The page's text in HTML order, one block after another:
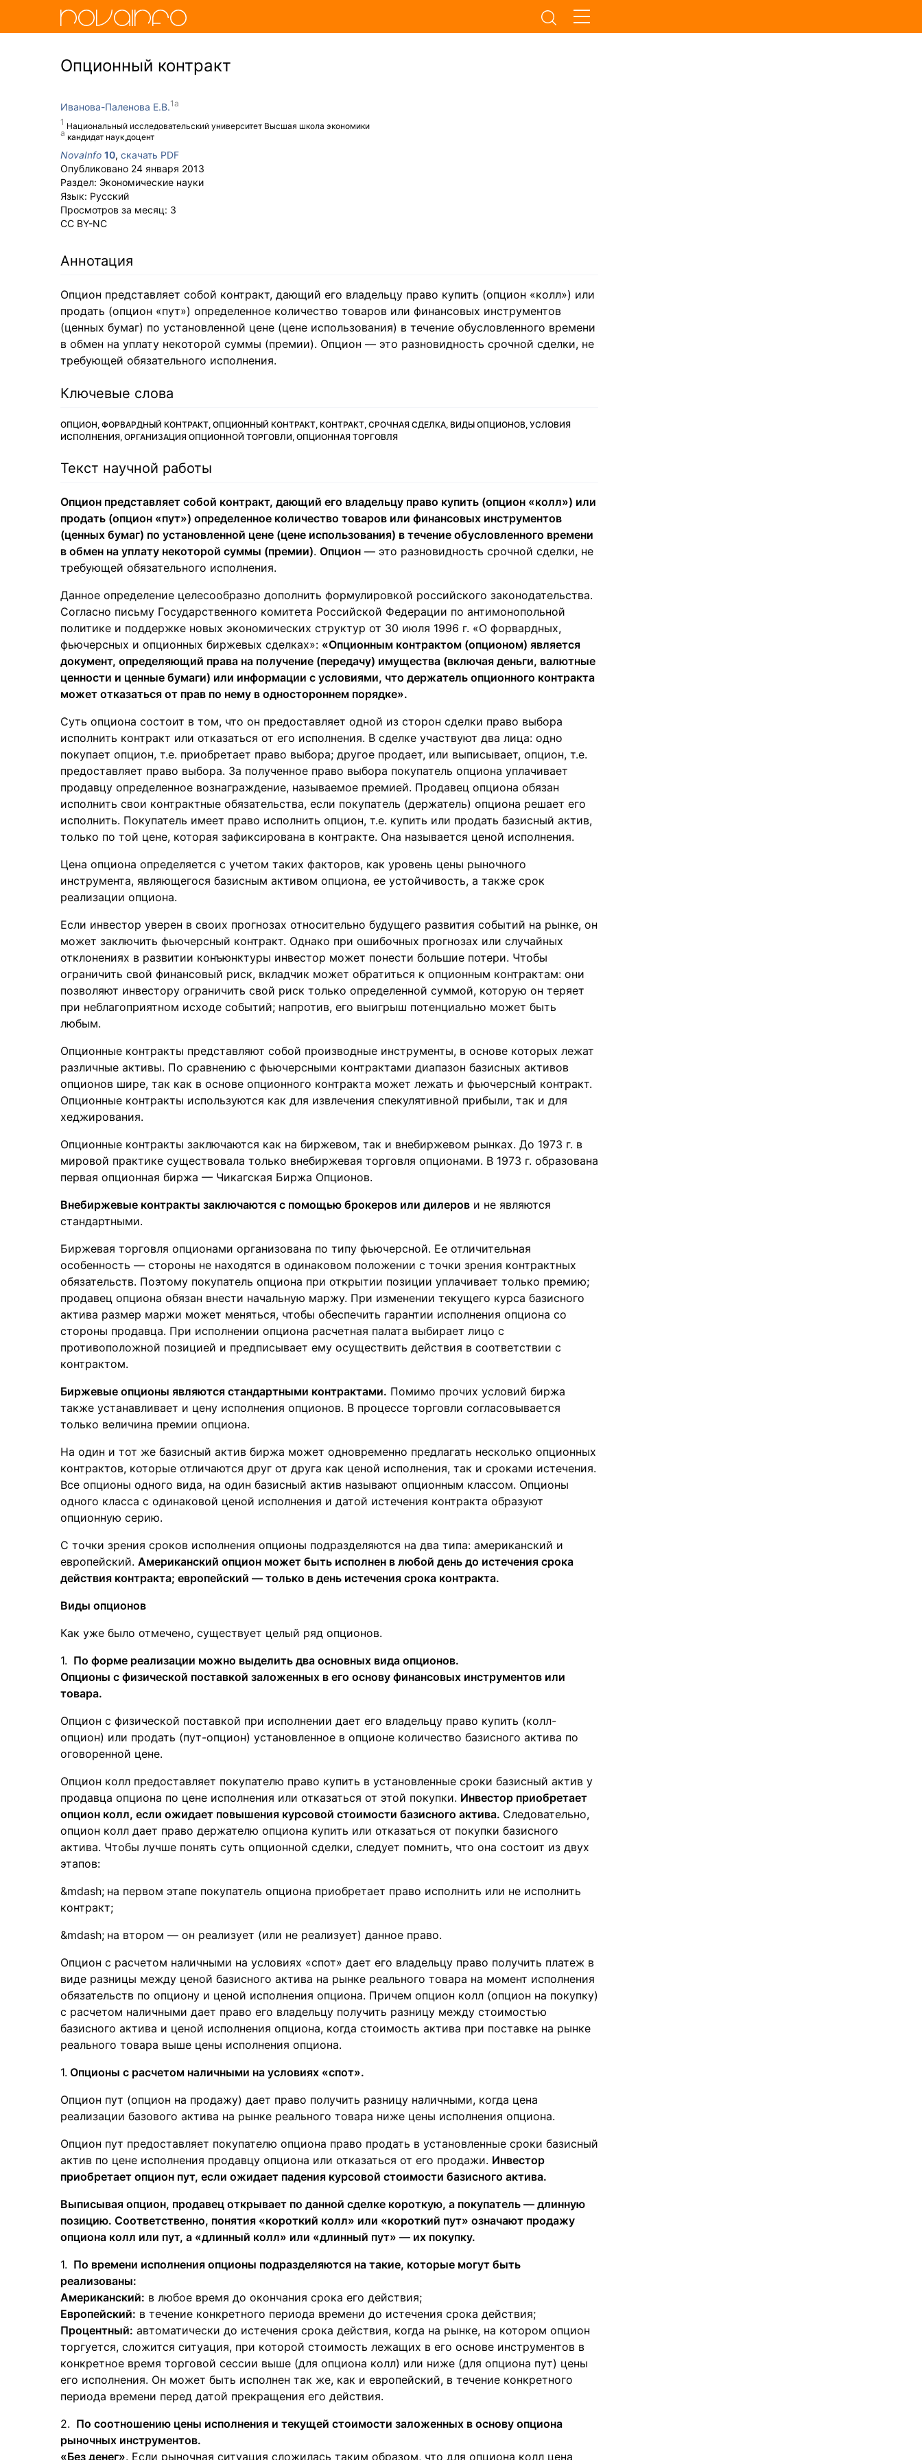
Опционный контракт
Иванова-Паленова Е.В.
Национальный исследовательский университет Высшая школа экономики
кандидат наук,доцент
NovaInfo 10, скачать PDF
Опубликовано 24 января 2013
Раздел: Экономические науки
Язык: Русский
Просмотров за месяц: 3
CC BY-NC
Аннотация
Опцион представляет собой контракт, дающий его владельцу право купить (опцион «колл») или
продать (опцион «пут») определенное количество товаров или финансовых инструментов
(ценных бумаг) по установленной цене (цене использования) в течение обусловленного времени
в обмен на уплату некоторой суммы (премии). Опцион — это разновидность срочной сделки, не
требующей обязательного исполнения.
Ключевые слова
ОПЦИОН, ФОРВАРДНЫЙ КОНТРАКТ, ОПЦИОННЫЙ КОНТРАКТ, КОНТРАКТ, СРОЧНАЯ СДЕЛКА, ВИДЫ ОПЦИОНОВ, УСЛОВИЯ
ИСПОЛНЕНИЯ, ОРГАНИЗАЦИЯ ОПЦИОННОЙ ТОРГОВЛИ, ОПЦИОННАЯ ТОРГОВЛЯ
Текст научной работы
Опцион представляет собой контракт, дающий его владельцу право купить (опцион «колл») или
продать (опцион «пут») определенное количество товаров или финансовых инструментов
(ценных бумаг) по установленной цене (цене использования) в течение обусловленного времени
в обмен на уплату некоторой суммы (премии). Опцион — это разновидность срочной сделки, не
требующей обязательного исполнения.
Данное определение целесообразно дополнить формулировкой российского законодательства.
Согласно письму Государственного комитета Российской Федерации по антимонопольной
политике и поддержке новых экономических структур от 30 июля 1996 г. «О форвардных,
фьючерсных и опционных биржевых сделках»: «Опционным контрактом (опционом) является
документ, определяющий права на получение (передачу) имущества (включая деньги, валютные
ценности и ценные бумаги) или информации с условиями, что держатель опционного контракта
может отказаться от прав по нему в одностороннем порядке».
Суть опциона состоит в том, что он предоставляет одной из сторон сделки право выбора
исполнить контракт или отказаться от его исполнения. В сделке участвуют два лица: одно
покупает опцион, т.е. приобретает право выбора; другое продает, или выписывает, опцион, т.е.
предоставляет право выбора. За полученное право выбора покупатель опциона уплачивает
продавцу определенное вознаграждение, называемое премией. Продавец опциона обязан
исполнить свои контрактные обязательства, если покупатель (держатель) опциона решает его
исполнить. Покупатель имеет право исполнить опцион, т.е. купить или продать базисный актив,
только по той цене, которая зафиксирована в контракте. Она называется ценой исполнения.
Цена опциона определяется с учетом таких факторов, как уровень цены рыночного
инструмента, являющегося базисным активом опциона, ее устойчивость, а также срок
реализации опциона.
Если инвестор уверен в своих прогнозах относительно будущего развития событий на рынке, он
может заключить фьючерсный контракт. Однако при ошибочных прогнозах или случайных
отклонениях в развитии конъюнктуры инвестор может понести большие потери. Чтобы
ограничить свой финансовый риск, вкладчик может обратиться к опционным контрактам: они
позволяют инвестору ограничить свой риск только определенной суммой, которую он теряет
при неблагоприятном исходе событий; напротив, его выигрыш потенциально может быть
любым.
Опционные контракты представляют собой производные инструменты, в основе которых лежат
различные активы. По сравнению с фьючерсными контрактами диапазон базисных активов
опционов шире, так как в основе опционного контракта может лежать и фьючерсный контракт.
Опционные контракты используются как для извлечения спекулятивной прибыли, так и для
хеджирования.
Опционные контракты заключаются как на биржевом, так и внебиржевом рынках. До 1973 г. в
мировой практике существовала только внебиржевая торговля опционами. В 1973 г. образована
первая опционная биржа — Чикагская Биржа Опционов.
Внебиржевые контракты заключаются с помощью брокеров или дилеров и не являются
стандартными.
Биржевая торговля опционами организована по типу фьючерсной. Ее отличительная
особенность — стороны не находятся в одинаковом положении с точки зрения контрактных
обязательств. Поэтому покупатель опциона при открытии позиции уплачивает только премию;
продавец опциона обязан внести начальную маржу. При изменении текущего курса базисного
актива размер маржи может меняться, чтобы обеспечить гарантии исполнения опциона со
стороны продавца. При исполнении опциона расчетная палата выбирает лицо с
противоположной позицией и предписывает ему осуществить действия в соответствии с
контрактом.
Биржевые опционы являются стандартными контрактами. Помимо прочих условий биржа
также устанавливает и цену исполнения опционов. В процессе торговли согласовывается
только величина премии опциона.
На один и тот же базисный актив биржа может одновременно предлагать несколько опционных
контрактов, которые отличаются друг от друга как ценой исполнения, так и сроками истечения.
Все опционы одного вида, на один базисный актив называют опционным классом. Опционы
одного класса с одинаковой ценой исполнения и датой истечения контракта образуют
опционную серию.
С точки зрения сроков исполнения опционы подразделяются на два типа: американский и
европейский. Американский опцион может быть исполнен в любой день до истечения срока
действия контракта; европейский — только в день истечения срока контракта.
Виды опционов
Как уже было отмечено, существует целый ряд опционов.
По форме реализации можно выделить два основных вида опционов.
Опционы с физической поставкой заложенных в его основу финансовых инструментов или
товара.
Опцион с физической поставкой при исполнении дает его владельцу право купить (колл-
опцион) или продать (пут-опцион) установленное в опционе количество базисного актива по
оговоренной цене.
Опцион колл предоставляет покупателю право купить в установленные сроки базисный актив у
продавца опциона по цене исполнения или отказаться от этой покупки. Инвестор приобретает
опцион колл, если ожидает повышения курсовой стоимости базисного актива. Следовательно,
опцион колл дает право держателю опциона купить или отказаться от покупки базисного
актива. Чтобы лучше понять суть опционной сделки, следует помнить, что она состоит из двух
этапов:
на первом этапе покупатель опциона приобретает право исполнить или не исполнить
контракт;
на втором — он реализует (или не реализует) данное право.
Опцион с расчетом наличными на условиях «спот» дает его владельцу право получить платеж в
виде разницы между ценой базисного актива на рынке реального товара на момент исполнения
обязательств по опциону и ценой исполнения опциона. Причем опцион колл (опцион на покупку)
с расчетом наличными дает право его владельцу получить разницу между стоимостью
базисного актива и ценой исполнения опциона, когда стоимость актива при поставке на рынке
реального товара выше цены исполнения опциона.
Опционы с расчетом наличными на условиях «спот».
Опцион пут (опцион на продажу) дает право получить разницу наличными, когда цена
реализации базового актива на рынке реального товара ниже цены исполнения опциона.
Опцион пут предоставляет покупателю опциона право продать в установленные сроки базисный
актив по цене исполнения продавцу опциона или отказаться от его продажи. Инвестор
приобретает опцион пут, если ожидает падения курсовой стоимости базисного актива.
Выписывая опцион, продавец открывает по данной сделке короткую, а покупатель — длинную
позицию. Соответственно, понятия «короткий колл» или «короткий пут» означают продажу
опциона колл или пут, а «длинный колл» или «длинный пут» — их покупку.
По времени исполнения опционы подразделяются на такие, которые могут быть
реализованы:
Американский: в любое время до окончания срока его действия;
Европейский: в течение конкретного периода времени до истечения срока действия;
Процентный: автоматически до истечения срока действия, когда на рынке, на котором опцион
торгуется, сложится ситуация, при которой стоимость лежащих в его основе инструментов в
конкретное время торговой сессии выше (для опциона колл) или ниже (для опциона пут) цены
его исполнения. Он может быть исполнен так же, как и европейский, в течение конкретного
периода времени перед датой прекращения его действия.
По соотношению цены исполнения и текущей стоимости заложенных в основу опциона
рыночных инструментов.
«Без денег». Если рыночная ситуация сложилась таким образом, что для опциона колл цена